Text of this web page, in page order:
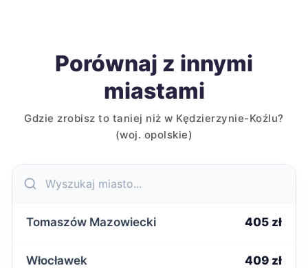
Porównaj z innymi
miastami
Gdzie zrobisz to taniej niż w Kędzierzynie-Koźlu?
(woj. opolskie)
Tomaszów Mazowiecki 405 zł
Włocławek 409 zł